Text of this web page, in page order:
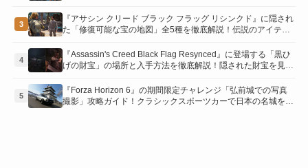
3
『アサシン クリード ブラック フラッグ リシンクド』に隠され
た「修復可能な宝の地図」全5種を徹底解説！伝説のアイテム
コツを紹介！
4
『Assassin's Creed Black Flag Resynced』に登場する「黒ひ
げの財宝」の場所と入手方法を徹底解説！隠された財宝を見つ
5
『Forza Horizon 6』の期間限定チャレンジ「弘前城での写真
撮影」攻略ガイド！クラシックスポーツカーで日本の名城を駆